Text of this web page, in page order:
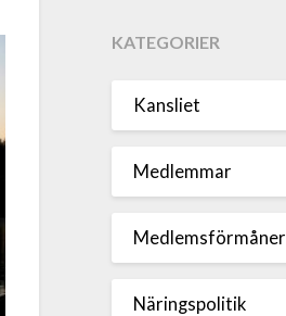
KATEGORIER
Kansliet
Medlemmar
Medlemsförmåner
Näringspolitik